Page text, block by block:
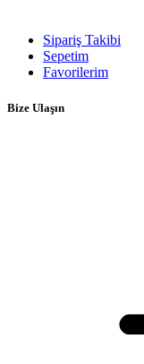
Sipariş Takibi
Sepetim
Favorilerim
Bize Ulaşın